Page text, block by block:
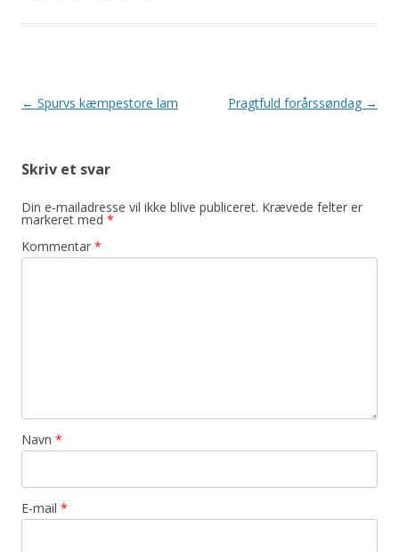
Indlægsnavigation
← Spurvs kæmpestore lam Pragtfuld forårssøndag →
Skriv et svar
Din e-mailadresse vil ikke blive publiceret. Krævede felter er
markeret med *
Kommentar *
Navn *
E-mail *